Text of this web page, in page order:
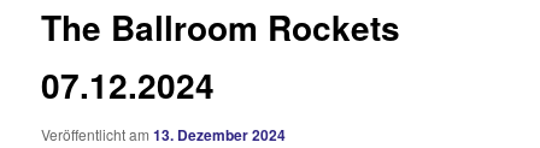
The Ballroom Rockets
07.12.2024
Veröffentlicht am13. Dezember 2024